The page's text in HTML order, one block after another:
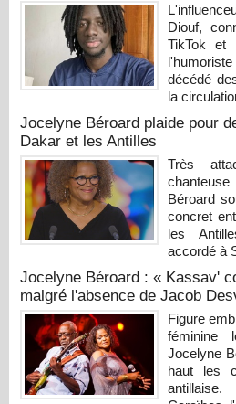
Diouf,
TikTok et
décédé
la
Jocelyne Béroard plaide pour
Dakar et les Antilles
Très
Béroard
concret
les
accordé à
Jocelyne Béroard : « Kassav'
malgré l'absence de Jacob
Figure
féminine
Jocelyne
haut les